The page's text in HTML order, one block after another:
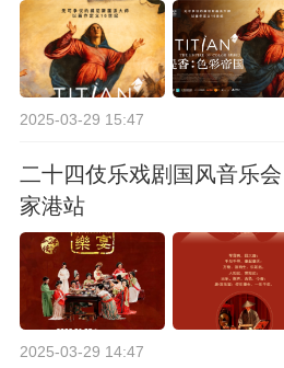
2025-03-29 15:47
二十四伎乐戏剧国风音乐
家港站
2025-03-29 14:47